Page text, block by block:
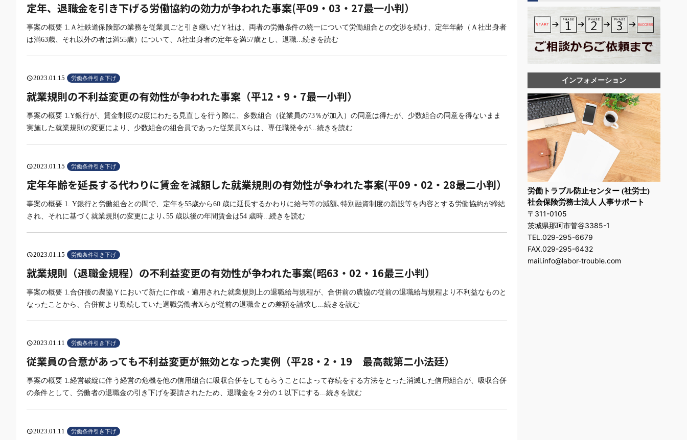
を避けるための手順
トラブルを引き起こさない労働条件の不
利益変更の手順
募集・採用でトラブルを起こさないポイ
未払い残業を発生させない労務管理体制
リカレント教育とは
ジョブディスクリプションとは
ジョブ型雇用とは
パタハラとは
労働条件の不利益変更にあたるケースと
産後パパ育休
多様な正社員
業務上災害で休業中の従業員の解雇
健康経営とは
固定残業代の基礎知識
割増賃金の基礎知識
同一労働同一賃金の影響
同一労働同一賃金とは
解雇権濫用法理とは
テレワークにおけるメンタルヘルス対策
外国人労働者の雇用ルール
メンタルヘルスケアの基本
試用期間の基礎知識
就職差別で賠償問題に
ハラスメントとは
安全配慮義務とは
解雇予告についての基礎知識
解雇制限、解雇禁止
外国人雇用でトラブルが発生する
と・・・
労働条件の不利益変更トラブルが発生す
ると・・
未払い残業代問題が発生すると・・・
同一労働同一賃金問題が発生すると・・
採用トラブルが発生すると・・・
解雇トラブルが起きてしまうと・・・
育休に絡んだトラブルが発生すると・・
安全配慮義務違反をしてトラブルになっ
てしまうと・・・
ハラスメント問題が発生すると・・・
インフォメーション
労働トラブル防止センター (社労士)
社会保険労務士法人 人事サポート
〒311-0105
茨城県那珂市菅谷3385-1
TEL.029-295-6679
FAX.029-295-6432
mail.info@labor-trouble.com
定年、退職金を引き下げる労働協約の効力が争われた事案(平09・03・27最一小判）
事案の概要 1.Ａ社鉄道保険部の業務を従業員ごと引き継いだＹ社は、両者の労働条件の統一について労働組合との交渉を続け、定年年齢（Ａ社出身者
は満63歳、それ以外の者は満55歳）について、A社出身者の定年を満57歳とし、退職...続きを読む
schedule2023.01.15 労働条件引き下げ
就業規則の不利益変更の有効性が争われた事案（平12・9・7最一小判）
事案の概要 1.Y銀行が、賃金制度の2度にわたる見直しを行う際に、多数組合（従業員の73％が加入）の同意は得たが、少数組合の同意を得ないまま
実施した就業規則の変更により、少数組合の組合員であった従業員Xらは、専任職発令が...続きを読む
schedule2023.01.15 労働条件引き下げ
定年年齢を延長する代わりに賃金を減額した就業規則の有効性が争われた事案(平09・02・28最二小判）
事案の概要 1. Y銀行と労働組合との間で、定年を55歳から60 歳に延長するかわりに給与等の減額､特別融資制度の新設等を内容とする労働協約が締結
され、それに基づく就業規則の変更により､55 歳以後の年間賃金は54 歳時...続きを読む
schedule2023.01.15 労働条件引き下げ
就業規則（退職金規程）の不利益変更の有効性が争われた事案(昭63・02・16最三小判）
事案の概要 1.合併後の農協Ｙにおいて新たに作成・適用された就業規則上の退職給与規程が、合併前の農協の従前の退職給与規程より不利益なものと
なったことから、合併前より勤続していた退職労働者Xらが従前の退職金との差額を請求し ...続きを読む
schedule2023.01.11 労働条件引き下げ
従業員の合意があっても不利益変更が無効となった実例（平28・2・19 最高裁第二小法廷）
事案の概要 1.経営破綻に伴う経営の危機を他の信用組合に吸収合併をしてもらうことによって存続をする方法をとった消滅した信用組合が、吸収合併
の条件として、労働者の退職金の引き下げを要請されたため、退職金を２分の１以下にする ...続きを読む
schedule2023.01.11 労働条件引き下げ